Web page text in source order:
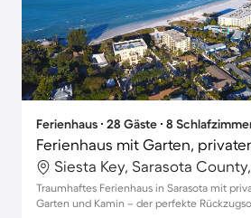
Ferienhaus ∙ 28 Gäste ∙ 8
Siesta Key, Sarasota
Traumhaftes Ferienhaus in Sarasota mit
Garten und Kamin – der perfekte